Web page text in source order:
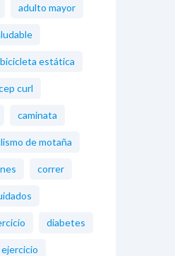
adulto mayor
bicicleta estática
curl
caminata
de motaña
correr
diabetes
ejercicio